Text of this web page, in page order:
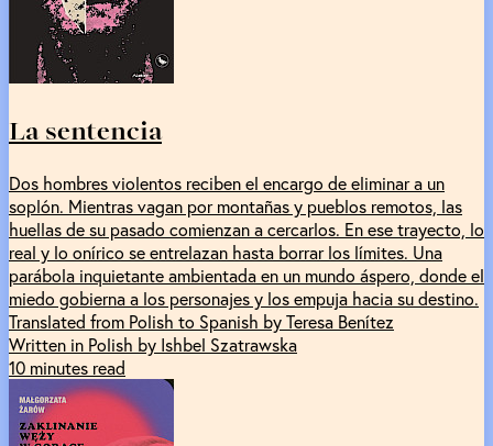
La sentencia
Dos hombres violentos reciben el encargo de eliminar a un
soplón. Mientras vagan por montañas y pueblos remotos, las
huellas de su pasado comienzan a cercarlos. En ese trayecto, lo
real y lo onírico se entrelazan hasta borrar los límites. Una
parábola inquietante ambientada en un mundo áspero, donde el
miedo gobierna a los personajes y los empuja hacia su destino.
Translated from Polish to Spanish by Teresa Benítez
Written in Polish by Ishbel Szatrawska
10 minutes read